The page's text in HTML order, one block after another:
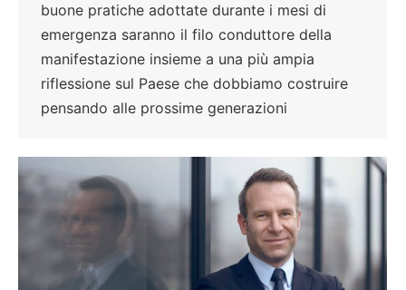
buone pratiche adottate durante i mesi di
emergenza saranno il filo conduttore della
manifestazione insieme a una più ampia
riflessione sul Paese che dobbiamo costruire
pensando alle prossime generazioni